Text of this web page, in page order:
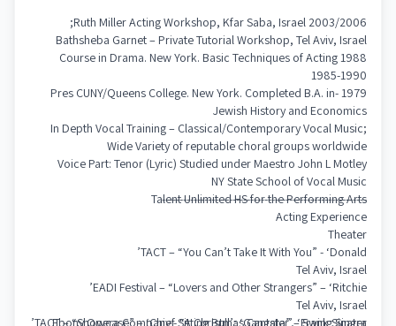
2003/2006 Ruth Miller Acting Workshop, Kfar Saba, Israel;
Bathsheba Garnet – Private Tutorial Workshop, Tel Aviv, Israel
1988 Course in Drama. New York. Basic Techniques of Acting
1985-1990
1979 -Pres CUNY/Queens College. New York. Completed B.A. in
Jewish History and Economics
In Depth Vocal Training – Classical/Contemporary Vocal Music;
Wide Variety of reputable choral groups worldwide
Voice Part: Tenor (Lyric) Studied under Maestro John L Motley
NY State School of Vocal Music
Talent Unlimited HS for the Performing Arts
----------------------------------------------------------
Acting Experience
Theater
TACT – “You Can’t Take It With You” - ‘Donald’
Tel Aviv, Israel
EADI Festival – “Lovers and Other Strangers” – ‘Ritchie’
Tel Aviv, Israel
TACT – “Showcase” – ‘Chief Sitting Bull’; ‘Gangster’, ‘Frank Sinatra’
Ebony Opera Company - “A Christmas Cantata” – Swing Singer